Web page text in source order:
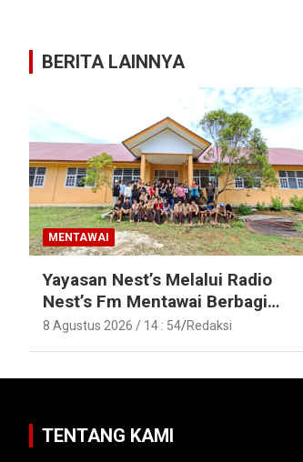
BERITA LAINNYA
MENTAWAI
Yayasan Nest’s Melalui Radio
Nest’s Fm Mentawai Berbagi
Kasih Dengan Anak – Anak
8 Agustus 2026 / 14 : 54 Redaksi
TENTANG KAMI